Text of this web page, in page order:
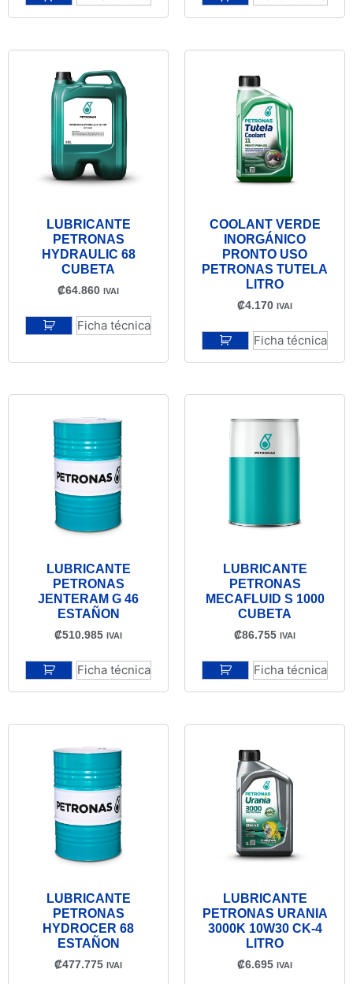
LUBRICANTE
PETRONAS
HYDRAULIC 68
CUBETA
₡64.860 IVAI
Ficha técnica
COOLANT VERDE
INORGÁNICO
PRONTO USO
PETRONAS TUTELA
LITRO
₡4.170 IVAI
Ficha técnica
LUBRICANTE
PETRONAS
JENTERAM G 46
ESTAÑON
₡510.985 IVAI
Ficha técnica
LUBRICANTE
PETRONAS
MECAFLUID S 1000
CUBETA
₡86.755 IVAI
Ficha técnica
LUBRICANTE
PETRONAS
HYDROCER 68
ESTAÑON
₡477.775 IVAI
LUBRICANTE
PETRONAS URANIA
3000K 10W30 CK-4
LITRO
₡6.695 IVAI